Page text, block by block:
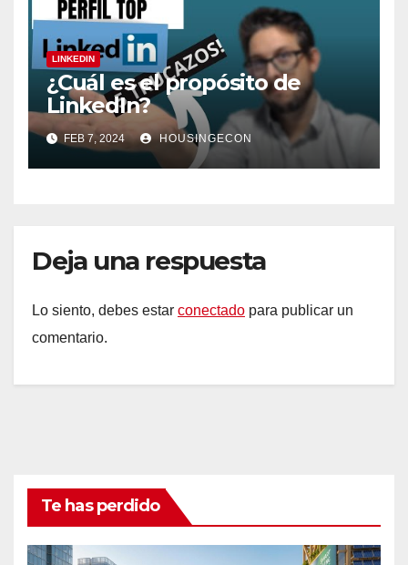
LINKEDIN
¿Cuál es el propósito de
LinkedIn?
FEB 7, 2024 HOUSINGECON
Deja una respuesta
Lo siento, debes estar conectado para publicar un
comentario.
Te has perdido